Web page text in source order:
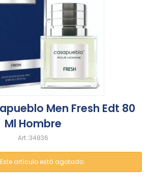
Men Fresh Edt 80
Ml Hombre
34836
Este artículo está agotado.